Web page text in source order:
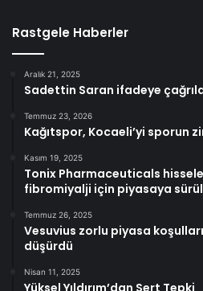
Rastgele Haberler
Aralık 21, 2025
Sadettin Saran ifadeye
Temmuz 23, 2026
Kağıtspor, Kocaeli’yi sporun
Kasım 19, 2025
Tonix Pharmaceuticals
fibromiyalji için piyasaya
Temmuz 26, 2025
Vesuvius zorlu piyasa
düşürdü
Nisan 11, 2025
Yüksel Yıldırım’dan Sert Tepki